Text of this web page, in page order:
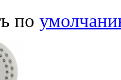
по